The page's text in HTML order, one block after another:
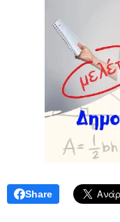
Share